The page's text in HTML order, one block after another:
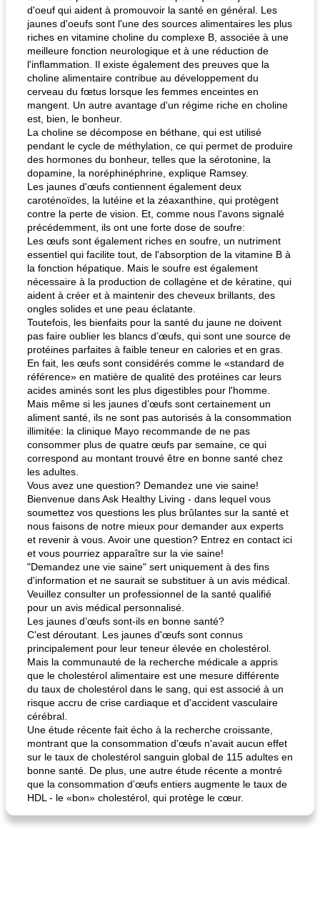
d'oeuf qui aident à promouvoir la santé en général. Les
jaunes d'oeufs sont l'une des sources alimentaires les plus
riches en vitamine choline du complexe B, associée à une
meilleure fonction neurologique et à une réduction de
l'inflammation. Il existe également des preuves que la
choline alimentaire contribue au développement du
cerveau du fœtus lorsque les femmes enceintes en
mangent. Un autre avantage d'un régime riche en choline
est, bien, le bonheur.
La choline se décompose en béthane, qui est utilisé
pendant le cycle de méthylation, ce qui permet de produire
des hormones du bonheur, telles que la sérotonine, la
dopamine, la noréphinéphrine, explique Ramsey.
Les jaunes d'œufs contiennent également deux
caroténoïdes, la lutéine et la zéaxanthine, qui protègent
contre la perte de vision. Et, comme nous l'avons signalé
précédemment, ils ont une forte dose de soufre:
Les œufs sont également riches en soufre, un nutriment
essentiel qui facilite tout, de l'absorption de la vitamine B à
la fonction hépatique. Mais le soufre est également
nécessaire à la production de collagène et de kératine, qui
aident à créer et à maintenir des cheveux brillants, des
ongles solides et une peau éclatante.
Toutefois, les bienfaits pour la santé du jaune ne doivent
pas faire oublier les blancs d’œufs, qui sont une source de
protéines parfaites à faible teneur en calories et en gras.
En fait, les œufs sont considérés comme le «standard de
référence» en matière de qualité des protéines car leurs
acides aminés sont les plus digestibles pour l'homme.
Mais même si les jaunes d’œufs sont certainement un
aliment santé, ils ne sont pas autorisés à la consommation
illimitée: la clinique Mayo recommande de ne pas
consommer plus de quatre œufs par semaine, ce qui
correspond au montant trouvé être en bonne santé chez
les adultes.
Vous avez une question? Demandez une vie saine!
Bienvenue dans Ask Healthy Living - dans lequel vous
soumettez vos questions les plus brûlantes sur la santé et
nous faisons de notre mieux pour demander aux experts
et revenir à vous. Avoir une question? Entrez en contact ici
et vous pourriez apparaître sur la vie saine!
"Demandez une vie saine" sert uniquement à des fins
d'information et ne saurait se substituer à un avis médical.
Veuillez consulter un professionnel de la santé qualifié
pour un avis médical personnalisé.
Les jaunes d’œufs sont-ils en bonne santé?
C'est déroutant. Les jaunes d'œufs sont connus
principalement pour leur teneur élevée en cholestérol.
Mais la communauté de la recherche médicale a appris
que le cholestérol alimentaire est une mesure différente
du taux de cholestérol dans le sang, qui est associé à un
risque accru de crise cardiaque et d'accident vasculaire
cérébral.
Une étude récente fait écho à la recherche croissante,
montrant que la consommation d'œufs n'avait aucun effet
sur le taux de cholestérol sanguin global de 115 adultes en
bonne santé. De plus, une autre étude récente a montré
que la consommation d’œufs entiers augmente le taux de
HDL - le «bon» cholestérol, qui protège le cœur.